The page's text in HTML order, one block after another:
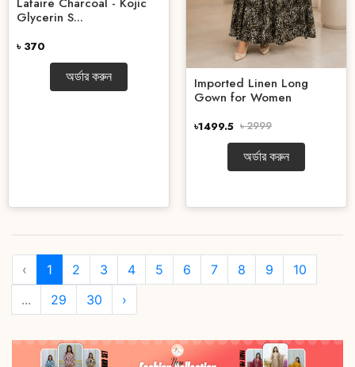
Glycerin S...
৳ 370
অর্ডার করুন
Imported Linen Long
Gown for Women
৳1499.5 ৳ 2999
অর্ডার করুন
‹ 1 2 3 4 5 6 7 8 9
10
...
29 30 ›